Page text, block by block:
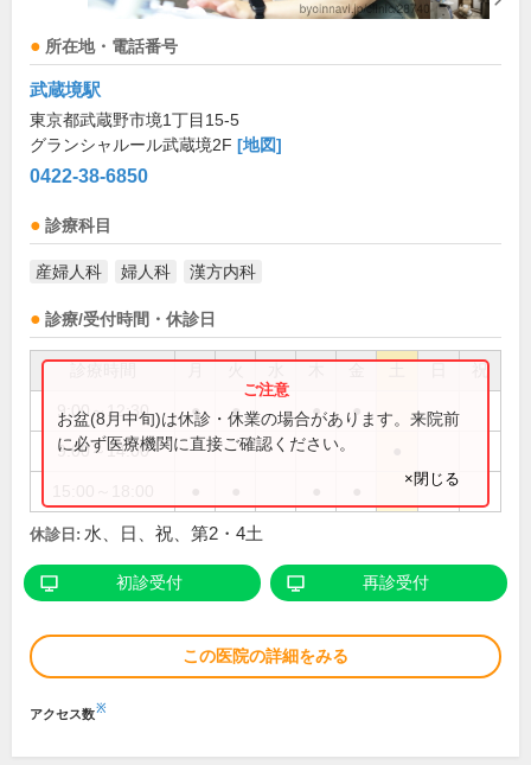
所在地・電話番号
武蔵境駅
東京都武蔵野市境1丁目15-5
グランシャルール武蔵境2F [地図]
0422-38-6850
診療科目
産婦人科 婦人科 漢方内科
診療/受付時間・休診日
祝
9:00～12:30 ● ● ● ●
9:00～14:00
お盆(8月中旬)は休診・休業の場合があります。来院前
に必ず医療機関に直接ご確認ください。
×閉じる
休診日: 水、日、祝、第2・4土
初診受付 再診受付
この医院の詳細をみる
アクセス数※